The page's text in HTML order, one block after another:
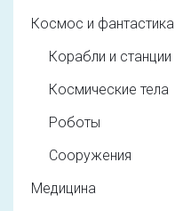
Космос и фантастика
Корабли и станции
Космические тела
Роботы
Сооружения
Медицина